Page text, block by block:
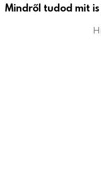
Mindről tudod mit